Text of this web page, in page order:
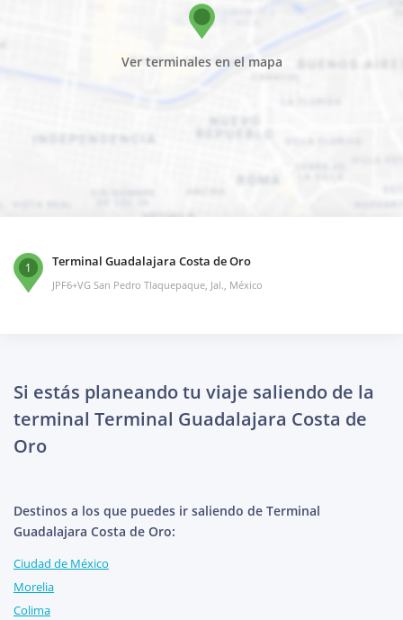
Ver terminales en el mapa
1 Terminal Guadalajara Costa de Oro
JPF6+VG San Pedro Tlaquepaque, Jal., México
Si estás planeando tu viaje saliendo de la
terminal Terminal Guadalajara Costa de
Oro
Destinos a los que puedes ir saliendo de Terminal
Guadalajara Costa de Oro:
Ciudad de México
Morelia
Colima